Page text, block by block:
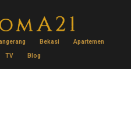
Bekasi Apartemen
TV Blog